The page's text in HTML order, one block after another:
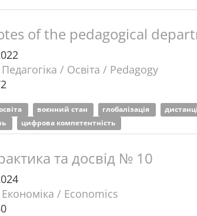
of the pedagogical
Педагогіка / Освіта / Pedagogy
воєнний стан глобалізація
цифрова компетентність
та досвід № 10
Економіка / Economics